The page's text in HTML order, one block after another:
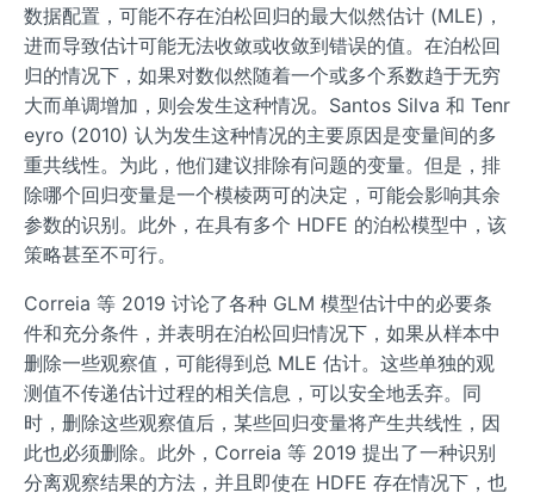
数据配置，可能不存在泊松回归的最大似然估计 (MLE)，
进而导致估计可能无法收敛或收敛到错误的值。在泊松回
归的情况下，如果对数似然随着一个或多个系数趋于无穷
大而单调增加，则会发生这种情况。Santos Silva 和 Tenr
eyro (2010) 认为发生这种情况的主要原因是变量间的多
重共线性。为此，他们建议排除有问题的变量。但是，排
除哪个回归变量是一个模棱两可的决定，可能会影响其余
参数的识别。此外，在具有多个 HDFE 的泊松模型中，该
策略甚至不可行。
Correia 等 2019 讨论了各种 GLM 模型估计中的必要条
件和充分条件，并表明在泊松回归情况下，如果从样本中
删除一些观察值，可能得到总 MLE 估计。这些单独的观
测值不传递估计过程的相关信息，可以安全地丢弃。同
时，删除这些观察值后，某些回归变量将产生共线性，因
此也必须删除。此外，Correia 等 2019 提出了一种识别
分离观察结果的方法，并且即使在 HDFE 存在情况下，也